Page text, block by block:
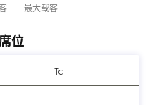
最大载客
位
Tc